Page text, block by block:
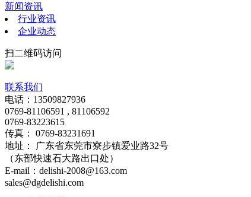
新闻资讯
行业资讯
企业动态
扫二维码访问
联系我们
电话：13509827936
0769-81106591 , 81106592
0769-83223615
传真： 0769-83231691
地址： 广东省东莞市寮步镇爱业路32号
（东部快速石大路出口处）
E-mail：delishi-2008@163.com
sales@dgdelishi.com